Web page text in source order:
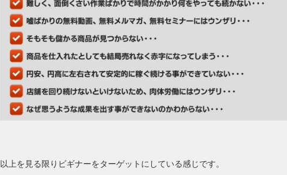
以上を見る限りビギナーをターゲットにしている感じです。